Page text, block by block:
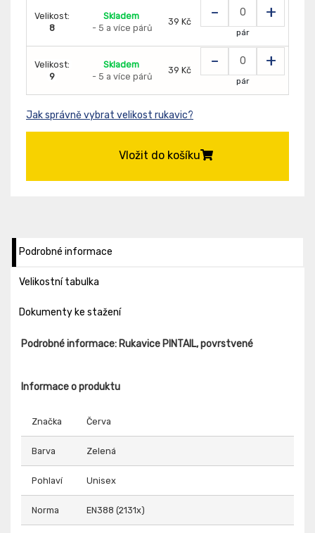
Velikost:
8
Skladem
- 5 a více párů
39 Kč - +
pár
Velikost:
9
Skladem
- 5 a více párů
39 Kč - +
pár
Jak správně vybrat velikost rukavic?
Vložit do košíku
Podrobné informace
Velikostní tabulka
Dokumenty ke stažení
Podrobné informace: Rukavice PINTAIL, povrstvené
Informace o produktu
Značka Červa
Barva Zelená
Pohlaví Unisex
Norma EN388 (2131x)